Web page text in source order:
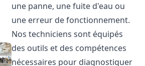
une panne, une fuite d'eau ou
une erreur de fonctionnement.
Nos techniciens sont équipés
des outils et des compétences
nécessaires pour diagnostiquer